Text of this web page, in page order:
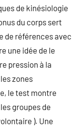
de kinésiologie
du corps sert
de références avec
une idée de le
pression à la
zones
le test montre
groupes de
). Une